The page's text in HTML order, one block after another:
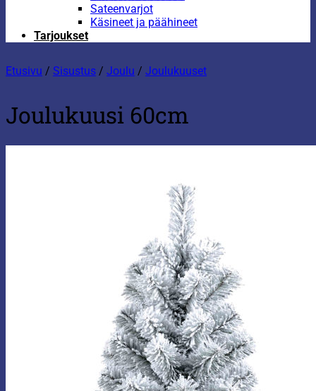
Sateenvarjot
Käsineet ja päähineet
Tarjoukset
Etusivu / Sisustus / Joulu / Joulukuuset
Joulukuusi 60cm